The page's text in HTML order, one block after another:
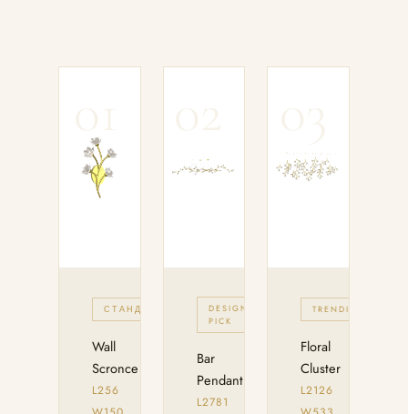
СТАНДАРТ
Wall
Scronce
L256
DESIGNER
PICK
Bar
Pendant
L2781
TRENDING
Floral
Cluster
L2126